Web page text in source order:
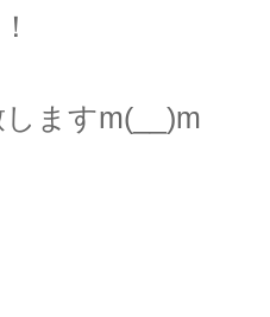
ますm(__)m